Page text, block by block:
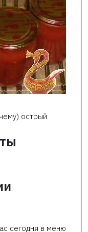
острый
сегодня в меню